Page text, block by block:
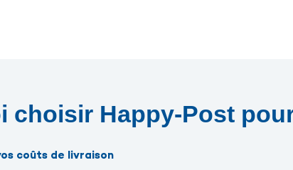
choisir Happy-Post
coûts de livraison